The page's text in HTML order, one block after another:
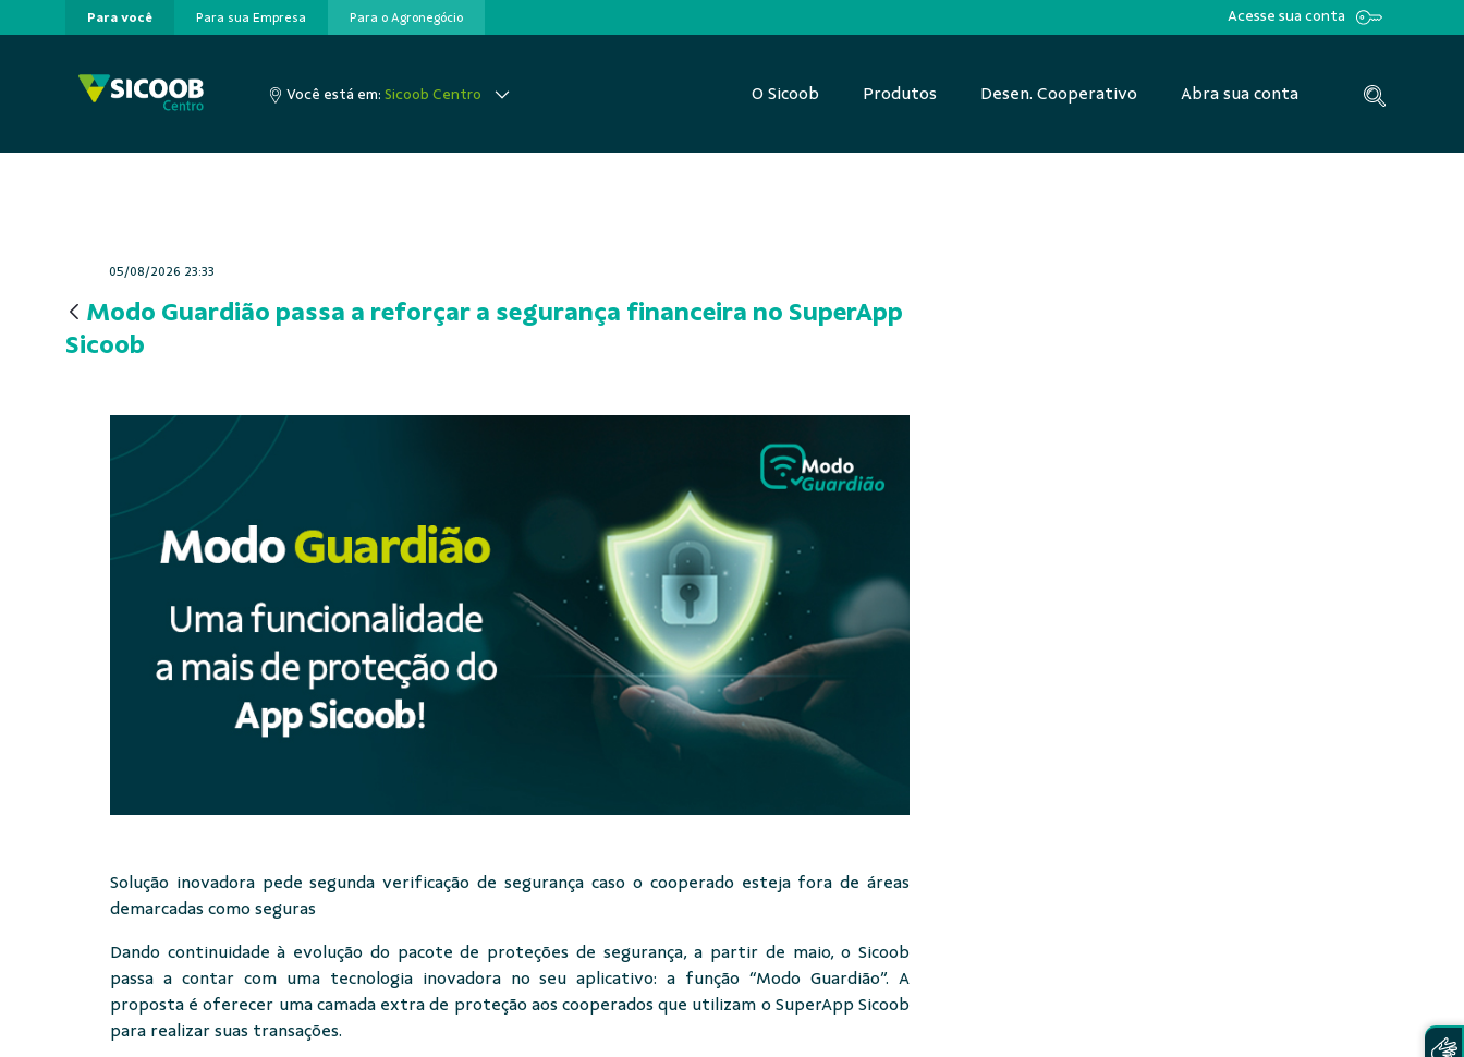
Pular para o Conteúdo principal
Para você Para sua Empresa Para o Agronegócio Acesse sua conta
Você está em:Sicoob Centro O Sicoob Produtos Desen. Cooperativo Abra sua conta
Modo Guardião passa a reforçar a segurança financeira no SuperApp
Sicoob
05/08/2026 23:33
Solução inovadora pede segunda verificação de segurança caso o cooperado esteja fora de áreas
demarcadas como seguras
Dando continuidade à evolução do pacote de proteções de segurança, a partir de maio, o Sicoob
passa a contar com uma tecnologia inovadora no seu aplicativo: a função “Modo Guardião”. A
proposta é oferecer uma camada extra de proteção aos cooperados que utilizam o SuperApp Sicoob
para realizar suas transações.